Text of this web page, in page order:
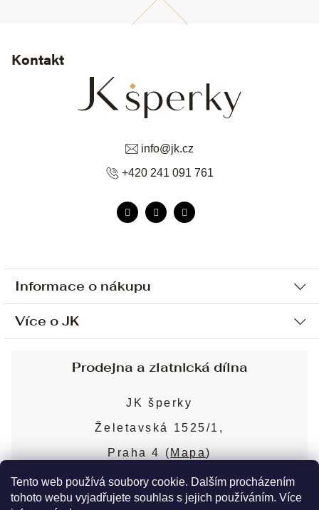
Tento web používá soubory cookie. Dalším procházením
tohoto webu vyjadřujete souhlas s jejich používáním. Více
Informace o nákupu
Ochrana osobních údajů
Sjednání osobní schůzky
Obchodní podmínky
Puncovní značky
Více o JK
Blog
Nejčastější dotazy
Kontakt
info@jk.cz
+420 241 091 761
Prodejna a zlatnická dílna
JK šperky
Želetavská 1525/1,
Praha 4 ( Mapa)
Více o prodejně